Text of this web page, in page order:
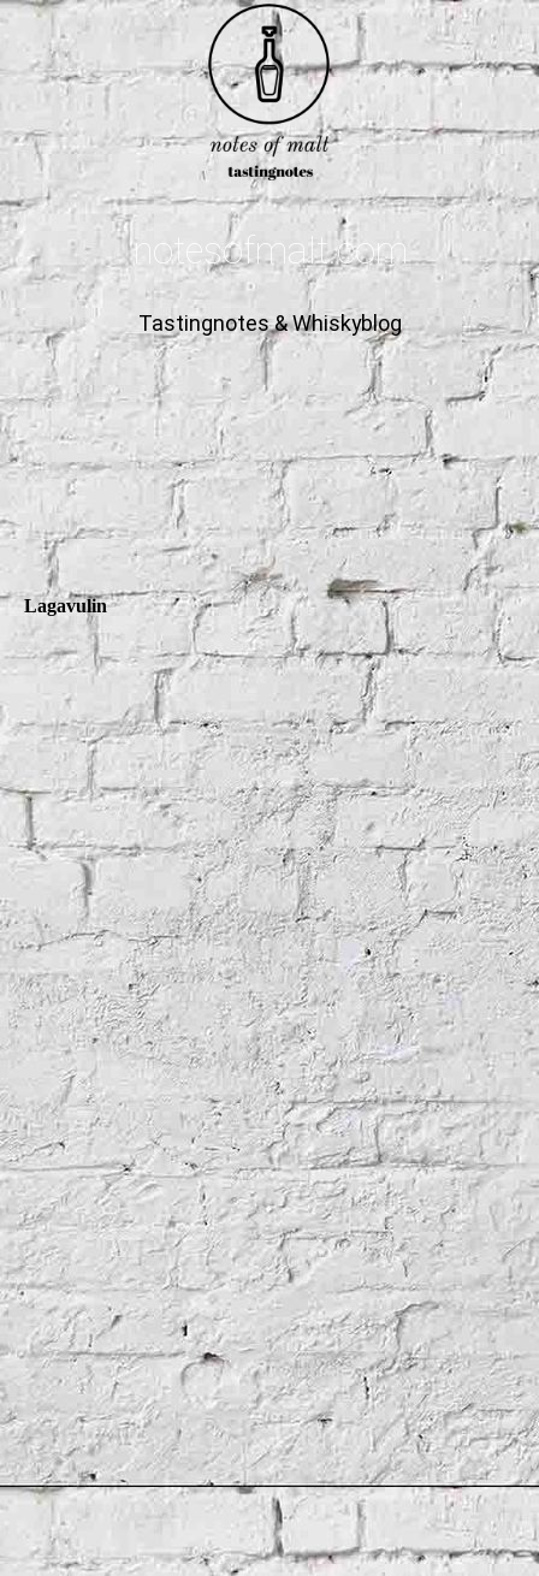
notesofmalt.com
Tastingnotes & Whiskyblog
Lagavulin
Lagavulin1887Zeichnung